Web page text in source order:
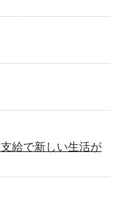
給で新しい生活が